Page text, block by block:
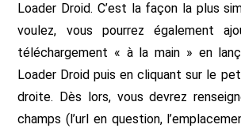
Loader Droid. C’est la façon la plus
voulez, vous pourrez également
téléchargement « à la main » en
Loader Droid puis en cliquant sur le
droite. Dès lors, vous devrez
champs (l’url en question,